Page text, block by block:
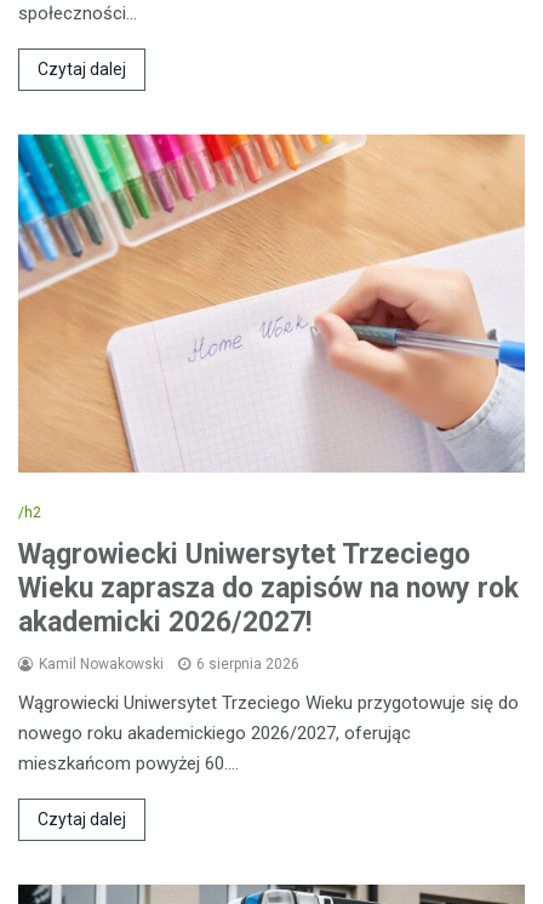
społeczności…
Czytaj dalej
/h2
Wągrowiecki Uniwersytet Trzeciego
Wieku zaprasza do zapisów na nowy rok
akademicki 2026/2027!
Kamil Nowakowski 6 sierpnia 2026
Wągrowiecki Uniwersytet Trzeciego Wieku przygotowuje się do
nowego roku akademickiego 2026/2027, oferując
mieszkańcom powyżej 60.…
Czytaj dalej